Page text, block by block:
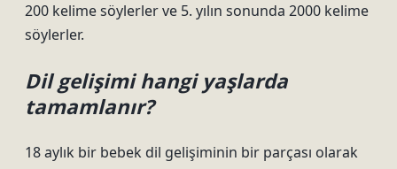
200 kelime söylerler ve 5. yılın sonunda 2000 kelime
söylerler.
Dil gelişimi hangi yaşlarda
tamamlanır?
18 aylık bir bebek dil gelişiminin bir parçası olarak